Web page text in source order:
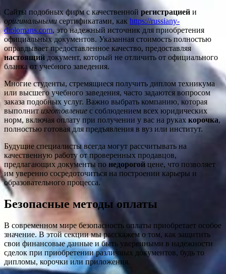
Сайты подобных фирм с качественной регистрацией и
оригинальнымисертификатами, как https://russiany-
diplomans.com, это надежный источник для приобретения
официальных документов. Указанная стоимость полностью
оправдывает предоставленное качество, предоставляя
настоящий документ, который не отличить от официального
бланка от учебного заведения.
Многие студенты, стремящиеся получить диплом техникума
или высшего учебного заведения, часто задаются вопросом
заказа подобных услуг. Важно выбрать компанию, которая
выполнитизготовление с соблюдением всех юридических
норм, включая оплату при получении у вас на руках корочка,
полностью готовая для предъявления в вуз или институт.
Будущие специалисты всегда могут рассчитывать на
качественную работу от проверенных продавцов,
предлагающих документы по недорогой цене, что позволяет
им уверенно сосредоточиться на построении карьеры и
образовательного процесса.
Безопасные методы оплаты
В современном мире безопасность оплаты приобретает особое
значение. В этой секции мы расскажем о том, как защитить
свои финансовые данные и быть уверенными в надежности
сделок при приобретении различных документов, будь то
дипломы, корочки или приложения.